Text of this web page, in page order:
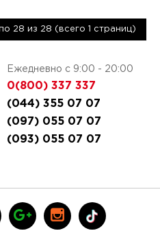
28 из 28 (всего 1 страниц)
Ежедневно с 9:00 - 20:00
0(800) 337 337
(044) 355 07 07
(097) 055 07 07
(093) 055 07 07